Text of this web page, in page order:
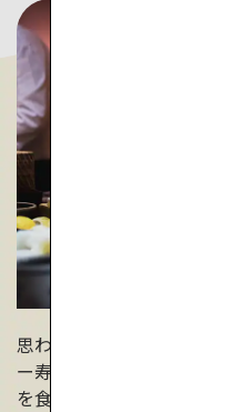
思わず動画を取りたくなる
ー寿司。「お任せ」注文で
を食べてみてはいかが？